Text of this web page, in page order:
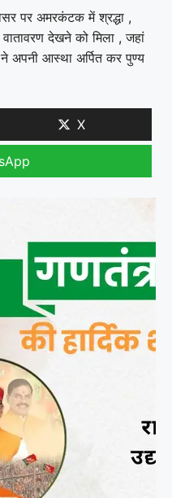
पर अमरकंटक में श्रद्धा ,
देखने को मिला , जहां
ने अपनी आस्था अर्पित कर पुण्य
X